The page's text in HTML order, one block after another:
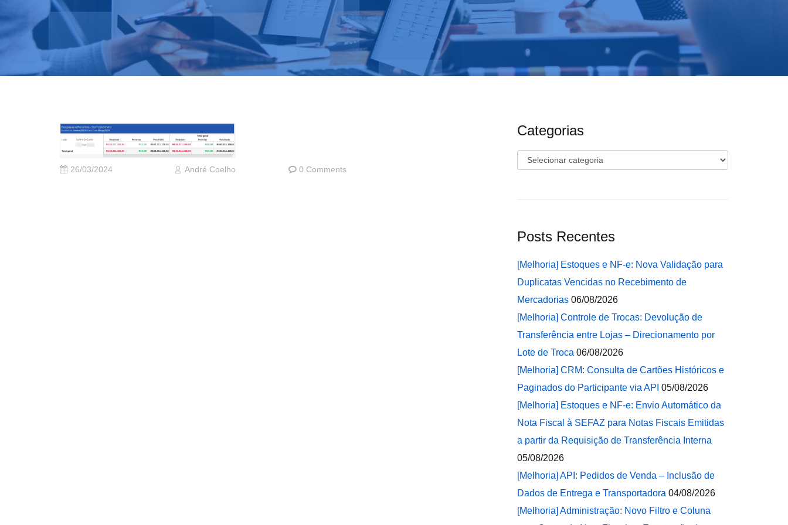
26/03/2024 André Coelho 0 Comments
Categorias
Categorias
Posts Recentes
[Melhoria] Estoques e NF-e: Nova Validação para
Duplicatas Vencidas no Recebimento de
Mercadorias 06/08/2026
[Melhoria] Controle de Trocas: Devolução de
Transferência entre Lojas – Direcionamento por
Lote de Troca 06/08/2026
[Melhoria] CRM: Consulta de Cartões Históricos e
Paginados do Participante via API 05/08/2026
[Melhoria] Estoques e NF-e: Envio Automático da
Nota Fiscal à SEFAZ para Notas Fiscais Emitidas
a partir da Requisição de Transferência Interna
05/08/2026
[Melhoria] API: Pedidos de Venda – Inclusão de
Dados de Entrega e Transportadora 04/08/2026
[Melhoria] Administração: Novo Filtro e Coluna